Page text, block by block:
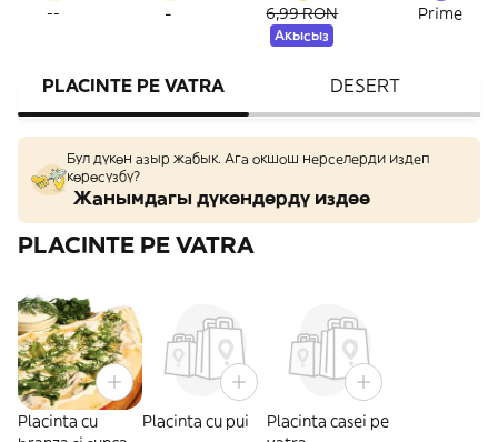
-- - 6,99 RON
Акысыз
Prime
PLACINTE PE VATRA DESERT
Бул дүкөн азыр жабык. Ага окшош нерселерди издеп
көрөсүзбү?
Жанымдагы дүкөндөрдү издөө
PLACINTE PE VATRA
Placinta cu
Placinta cu pui
Placinta casei pe